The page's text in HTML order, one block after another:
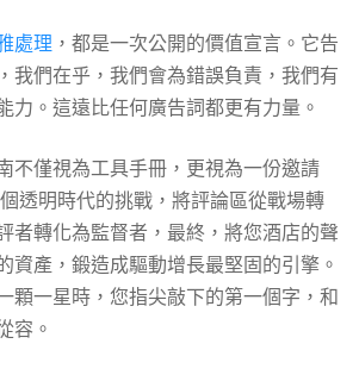
處理 ，都是一次公開的價值宣言。它告
我們在乎，我們會為錯誤負責，我們有
力。這遠比任何廣告詞都更有力量。
不僅視為工具手冊，更視為一份邀請
明時代的挑戰，將評論區從戰場轉
者轉化為監督者，最終，將您酒店的聲
資產，鍛造成驅動增長最堅固的引擎。
顆一星時，您指尖敲下的第一個字，和
容。